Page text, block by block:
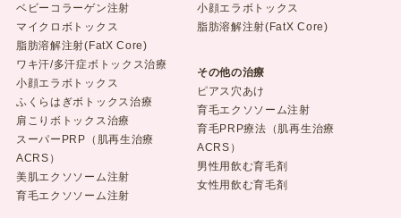
ベビーコラーゲン注射
マイクロボトックス
脂肪溶解注射(FatX Core)
ワキ汗/多汗症ボトックス治療
小顔エラボトックス
ふくらはぎボトックス治療
肩こりボトックス治療
スーパーPRP（肌再生治療
ACRS）
美肌エクソソーム注射
育毛エクソソーム注射
小顔エラボトックス
脂肪溶解注射(FatX Core)
その他の治療
ピアス穴あけ
育毛エクソソーム注射
育毛PRP療法（肌再生治療
ACRS）
男性用飲む育毛剤
女性用飲む育毛剤